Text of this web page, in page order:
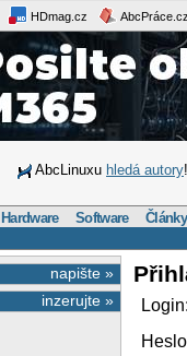
HDmag.cz AbcPráce.cz
AbcLinuxu hledá autory!
Hardware Software Články
napište »
inzerujte »
Login: